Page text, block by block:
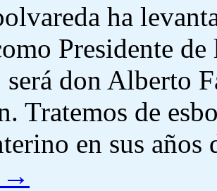
ha
Presidente
don Alberto
Tratemos de
en sus
→